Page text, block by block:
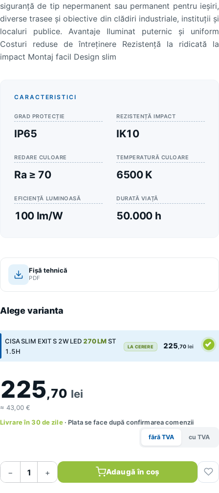
siguranță de tip nepermanent sau permanent pentru ieșiri,
diverse trasee și obiective din clădiri industriale, instituții și
localuri publice. Avantaje Iluminat puternic și uniform
Costuri reduse de întreținere Rezistență la ridicată la
impact Montaj facil Design slim
CARACTERISTICI
GRAD PROTECȚIE
IP65
REZISTENȚĂ IMPACT
IK10
REDARE CULOARE
Ra ≥ 70
TEMPERATURĂ CULOARE
6500 K
EFICIENȚĂ LUMINOASĂ
100 lm/W
DURATĂ VIAȚĂ
50.000 h
Fișă tehnică
PDF
Alege varianta
CISA SLIM EXIT S 2W LED 270 LMST
1.5H
LA CERERE 225,70 lei
225,70 lei
≈ 43,00 €
Livrare în 30 de zile· Plata se face după confirmarea comenzii
fără TVA cu TVA
− + Adaugă în coș